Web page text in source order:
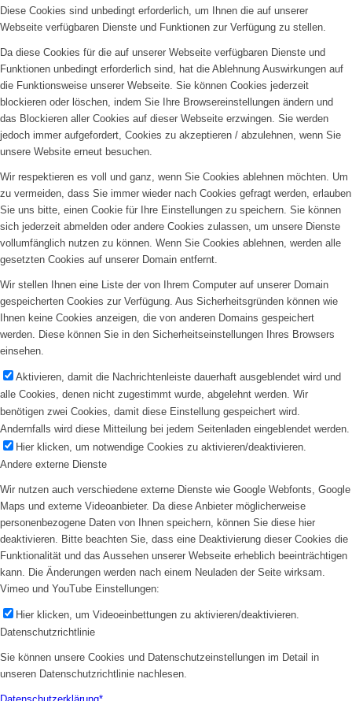
Diese Cookies sind unbedingt erforderlich, um Ihnen die auf unserer
Webseite verfügbaren Dienste und Funktionen zur Verfügung zu stellen.
Da diese Cookies für die auf unserer Webseite verfügbaren Dienste und
Funktionen unbedingt erforderlich sind, hat die Ablehnung Auswirkungen auf
die Funktionsweise unserer Webseite. Sie können Cookies jederzeit
blockieren oder löschen, indem Sie Ihre Browsereinstellungen ändern und
das Blockieren aller Cookies auf dieser Webseite erzwingen. Sie werden
jedoch immer aufgefordert, Cookies zu akzeptieren / abzulehnen, wenn Sie
unsere Website erneut besuchen.
Wir respektieren es voll und ganz, wenn Sie Cookies ablehnen möchten. Um
zu vermeiden, dass Sie immer wieder nach Cookies gefragt werden, erlauben
Sie uns bitte, einen Cookie für Ihre Einstellungen zu speichern. Sie können
sich jederzeit abmelden oder andere Cookies zulassen, um unsere Dienste
vollumfänglich nutzen zu können. Wenn Sie Cookies ablehnen, werden alle
gesetzten Cookies auf unserer Domain entfernt.
Wir stellen Ihnen eine Liste der von Ihrem Computer auf unserer Domain
gespeicherten Cookies zur Verfügung. Aus Sicherheitsgründen können wie
Ihnen keine Cookies anzeigen, die von anderen Domains gespeichert
werden. Diese können Sie in den Sicherheitseinstellungen Ihres Browsers
einsehen.
Aktivieren, damit die Nachrichtenleiste dauerhaft ausgeblendet wird und
alle Cookies, denen nicht zugestimmt wurde, abgelehnt werden. Wir
benötigen zwei Cookies, damit diese Einstellung gespeichert wird.
Andernfalls wird diese Mitteilung bei jedem Seitenladen eingeblendet werden.
Hier klicken, um notwendige Cookies zu aktivieren/deaktivieren.
Andere externe Dienste
Wir nutzen auch verschiedene externe Dienste wie Google Webfonts, Google
Maps und externe Videoanbieter. Da diese Anbieter möglicherweise
personenbezogene Daten von Ihnen speichern, können Sie diese hier
deaktivieren. Bitte beachten Sie, dass eine Deaktivierung dieser Cookies die
Funktionalität und das Aussehen unserer Webseite erheblich beeinträchtigen
kann. Die Änderungen werden nach einem Neuladen der Seite wirksam.
Vimeo und YouTube Einstellungen:
Hier klicken, um Videoeinbettungen zu aktivieren/deaktivieren.
Datenschutzrichtlinie
Sie können unsere Cookies und Datenschutzeinstellungen im Detail in
unseren Datenschutzrichtlinie nachlesen.